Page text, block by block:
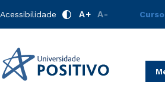
Acessibilidade A+ A-